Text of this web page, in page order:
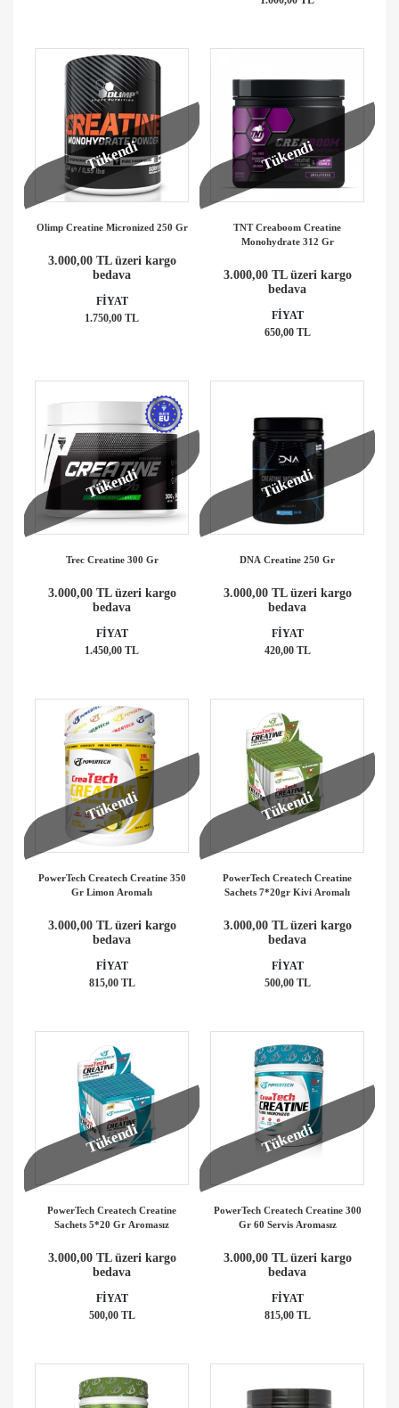
Tükendi
Olimp Creatine Micronized 250 Gr
3.000,00 TL üzeri kargo
bedava
FİYAT
1.750,00 TL
Tükendi
TNT Creaboom Creatine
Monohydrate 312 Gr
3.000,00 TL üzeri kargo
bedava
FİYAT
650,00 TL
Tükendi
Trec Creatine 300 Gr
3.000,00 TL üzeri kargo
bedava
FİYAT
1.450,00 TL
Tükendi
DNA Creatine 250 Gr
3.000,00 TL üzeri kargo
bedava
FİYAT
420,00 TL
Tükendi
PowerTech Createch Creatine 350
Gr Limon Aromalı
3.000,00 TL üzeri kargo
bedava
FİYAT
815,00 TL
Tükendi
PowerTech Createch Creatine
Sachets 7*20gr Kivi Aromalı
3.000,00 TL üzeri kargo
bedava
FİYAT
500,00 TL
Tükendi
PowerTech Createch Creatine
Sachets 5*20 Gr Aromasız
3.000,00 TL üzeri kargo
bedava
FİYAT
500,00 TL
Tükendi
PowerTech Createch Creatine 300
Gr 60 Servis Aromasız
3.000,00 TL üzeri kargo
bedava
FİYAT
815,00 TL